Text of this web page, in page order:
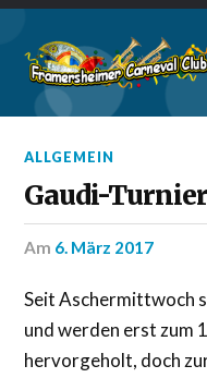
ALLGEMEIN
Gaudi-
am 6. März 2017
Seit Aschermittwoch
und werden erst zum
hervorgeholt, doch